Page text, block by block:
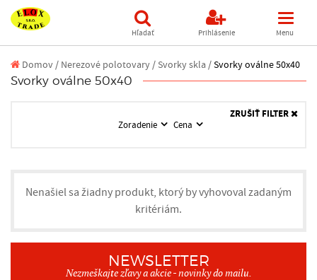
Hľadať Prihlásenie Menu
Domov/ Nerezové polotovary / Svorky skla /Svorky oválne 50x40
Svorky oválne 50x40
Zoradenie Cena
ZRUŠIŤ FILTER
Nenašiel sa žiadny produkt, ktorý by vyhovoval zadaným
kritériám.
NEWSLETTER
Nezmeškajte zľavy a akcie - novinky do mailu.